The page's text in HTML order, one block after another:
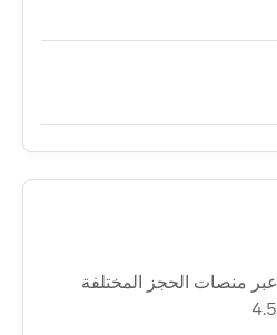
تم حجز هذه الوحدة 606 عبر منصات الحجز المختلفة